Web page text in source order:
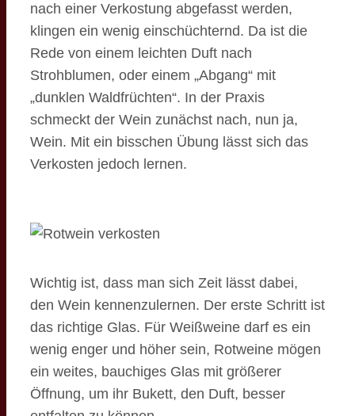
nach einer Verkostung abgefasst werden,
klingen ein wenig einschüchternd. Da ist die
Rede von einem leichten Duft nach
Strohblumen, oder einem „Abgang“ mit
„dunklen Waldfrüchten“. In der Praxis
schmeckt der Wein zunächst nach, nun ja,
Wein. Mit ein bisschen Übung lässt sich das
Verkosten jedoch lernen.
Wichtig ist, dass man sich Zeit lässt dabei,
den Wein kennenzulernen. Der erste Schritt ist
das richtige Glas. Für Weißweine darf es ein
wenig enger und höher sein, Rotweine mögen
ein weites, bauchiges Glas mit größerer
Öffnung, um ihr Bukett, den Duft, besser